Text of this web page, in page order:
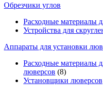
Обрезчики углов
Расходные материалы
Устройства для
Аппараты для установки
Расходные материалы
люверсов (8)
Установщики люверсов